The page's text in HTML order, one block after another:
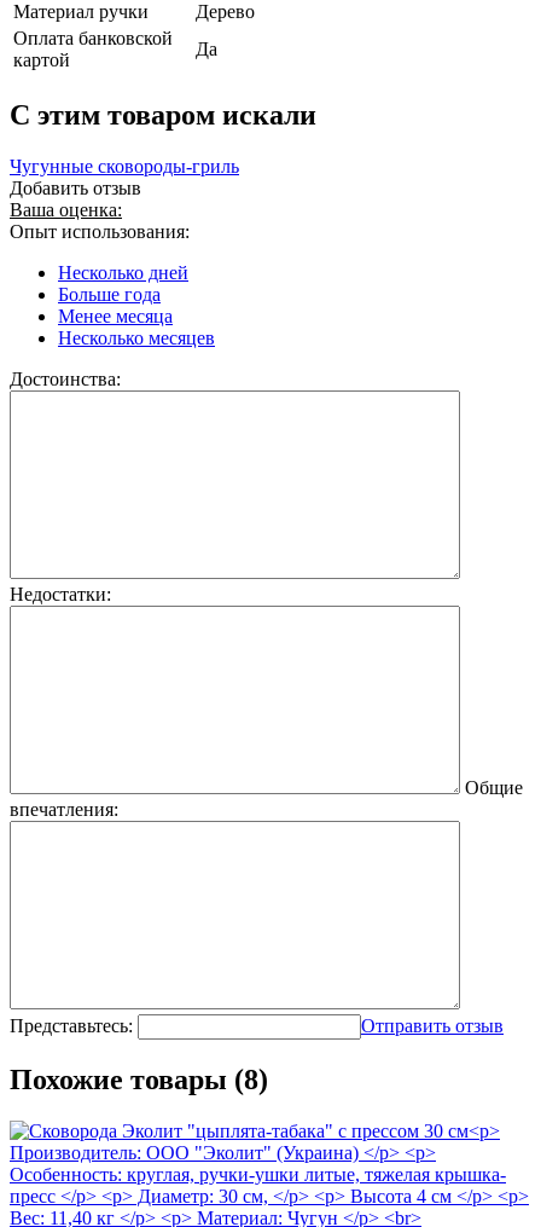
Материал ручки
Дерево
Оплата банковской
картой
Да
C этим товаром искали
Чугунные сковороды-гриль
Добавить отзыв
Ваша оценка:
Опыт использования:
Несколько дней
Больше года
Менее месяца
Несколько месяцев
Достоинства:
Недостатки:
Общие
впечатления:
Представьтесь: Отправить отзыв
Похожие товары (8)